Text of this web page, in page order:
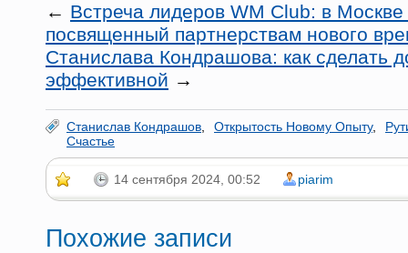
← Встреча лидеров WM Club: в
посвященный партнерствам нового
Станислава Кондрашова: как сделать
эффективной →
Станислав Кондрашов Открытость Новому Опыту,
Счастье
14 сентября 2024, 00:52 piarim
Похожие записи